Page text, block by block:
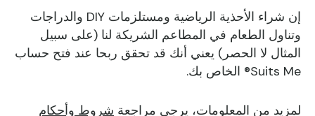
إن شراء الأحذية الرياضية ومستلزمات DIY والدراجات
وتناول الطعام في المطاعم الشريكة لنا (على سبيل
المثال لا الحصر) يعني أنك قد تحقق ربحا عند فتح حساب
Suits Me® الخاص بك.
لمزيد من المعلومات، يرجى مراجعة شروط وأحكام